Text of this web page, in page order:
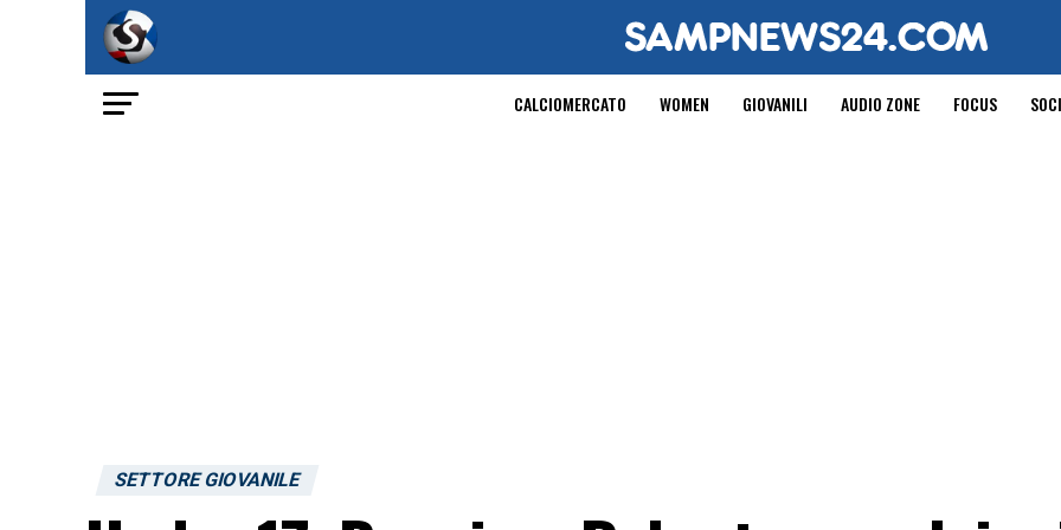
CALCIOMERCATO WOMEN GIOVANILI AUDIO ZONE FOCUS
SETTORE GIOVANILE